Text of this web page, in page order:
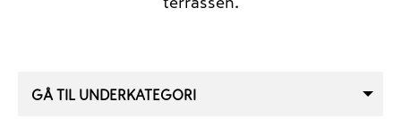
GÅ TIL UNDERKATEGORI